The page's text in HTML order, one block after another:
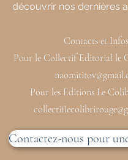
découvrir nos dernières
Contacts et
Pour le Collectif Editorial le
Pour les Editions Le
Contactez-nous pour